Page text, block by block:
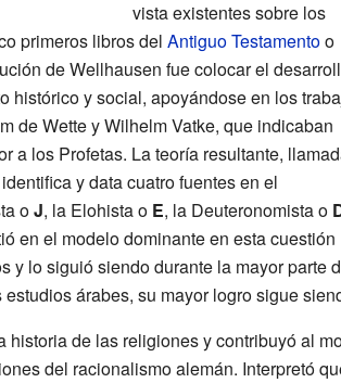
vista existentes sobre los
primeros libros del Antiguo Testamentoo
de Wellhausen fue colocar el
histórico y social, apoyándose en los
de Wette y Wilhelm Vatke, que indicaban
a los Profetas. La teoría resultante,
y data cuatro fuentes en el
oJ, la Elohista o E, la Deuteronomista o
en el modelo dominante en esta cuestión
y lo siguió siendo durante la mayor parte
árabes, su mayor logro sigue
historia de las religiones y contribuyó al
del racionalismo alemán. Interpretó